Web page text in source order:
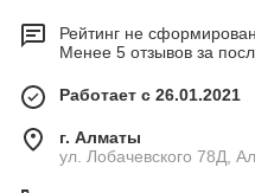
Рейтинг не сформирован
Менее 5 отзывов за
Работает с 26.01.2021
г. Алматы
ул. Лобачевского 78Д,